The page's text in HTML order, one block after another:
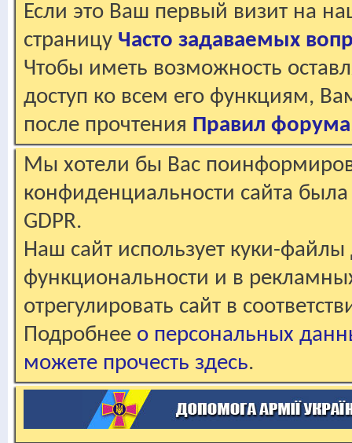
Если это Ваш первый визит на
страницу Часто задаваемых
Чтобы иметь возможность
доступ ко всем его функциям,
после прочтения Правил форума
Мы хотели бы Вас
конфиденциальности сайта
GDPR.
Наш сайт использует куки-файлы
функциональности и в
отрегулировать сайт в
Подробнее о персональных
можете прочесть здесь.